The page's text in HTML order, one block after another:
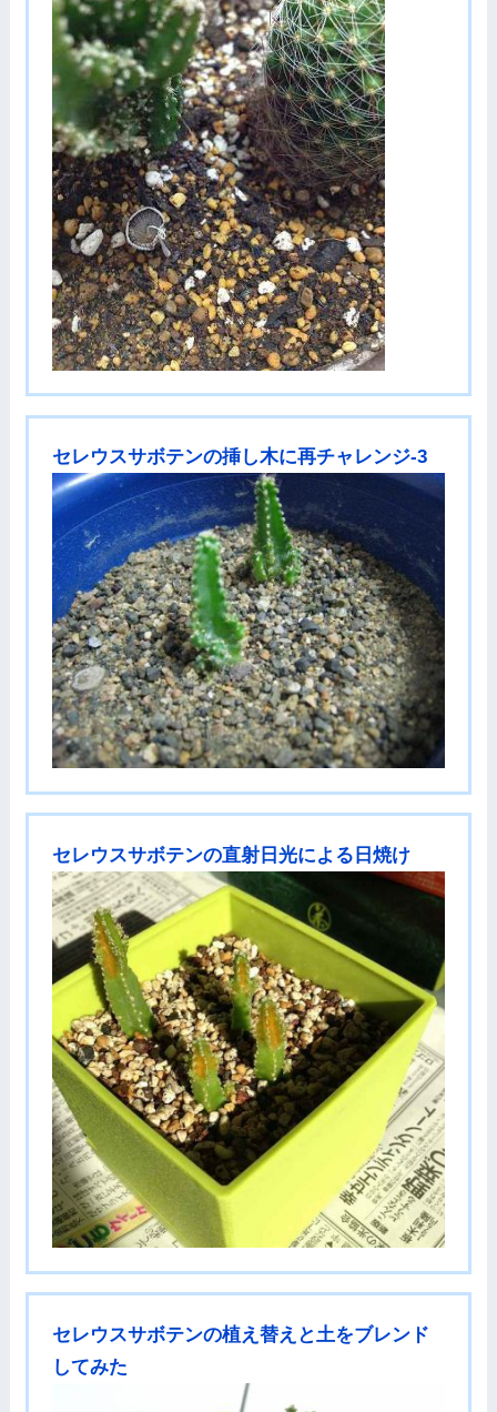
セレウスサボテンの挿し木に再チャレンジ-3
セレウスサボテンの直射日光による日焼け
セレウスサボテンの植え替えと土をブレンド
してみた